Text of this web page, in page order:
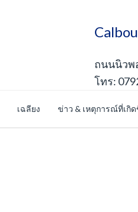
ถนนนิวพ
โทร:
เฉลียง ข่าว & เหตุการณ์ที่เกิ